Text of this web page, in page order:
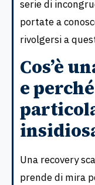
serie di
portate a
rivolgersi a
Cos’è
e
Una recovery
prende di mira